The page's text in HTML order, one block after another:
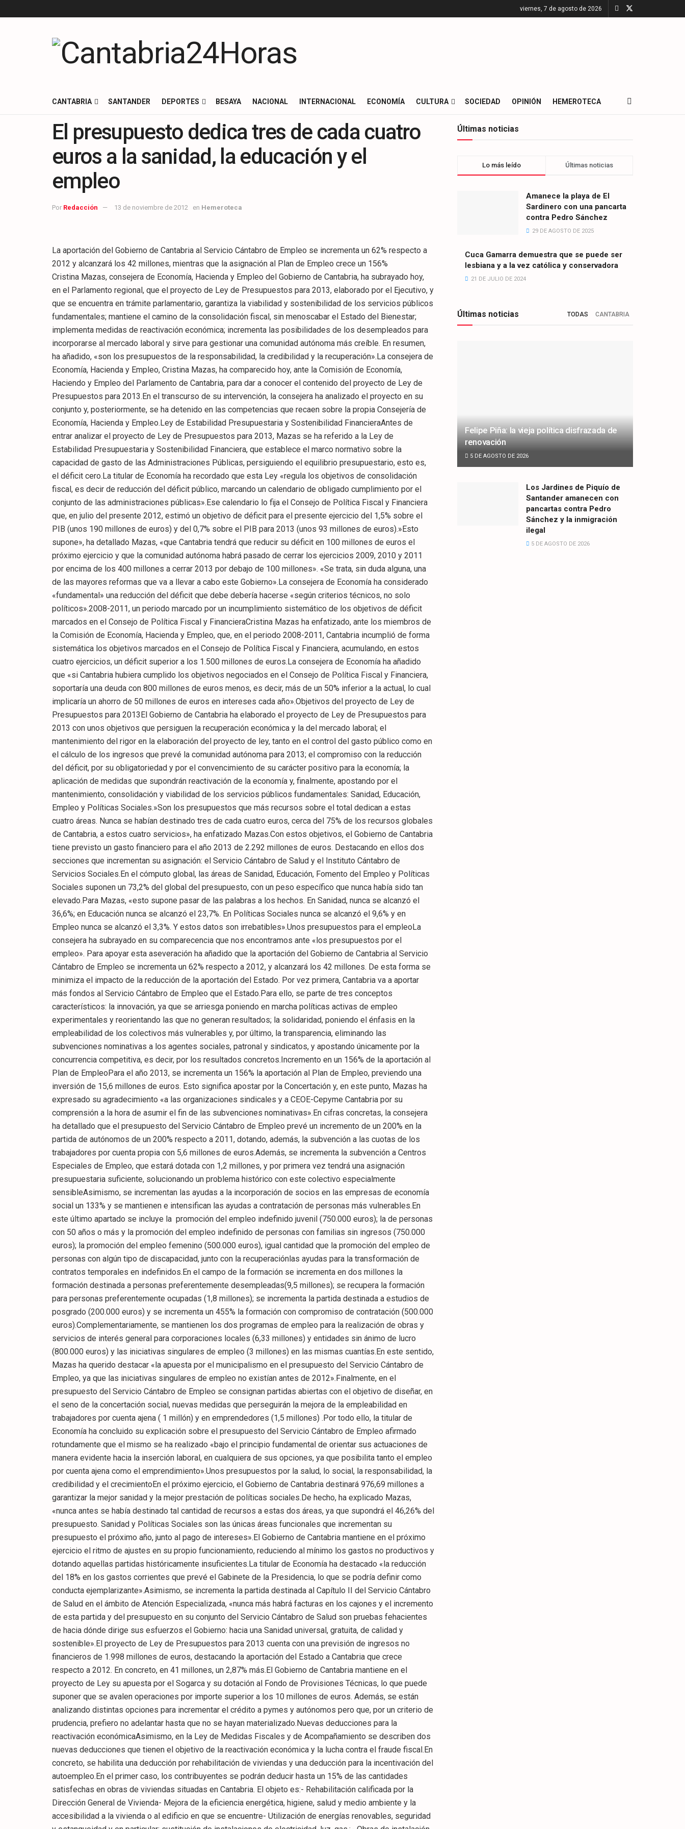
viernes, 7 de agosto de 2026
CANTABRIA SANTANDER DEPORTES BESAYA NACIONAL INTERNACIONAL ECONOMÍA CULTURA SOCIEDAD OPINIÓN HEMEROTECA
El presupuesto dedica tres de cada cuatro
euros a la sanidad, la educación y el
empleo
Por Redacción 13 de noviembre de 2012 en Hemeroteca
La aportación del Gobierno de Cantabria al Servicio Cántabro de Empleo se incrementa un 62% respecto a
2012 y alcanzará los 42 millones, mientras que la asignación al Plan de Empleo crece un 156%
Cristina Mazas, consejera de Economía, Hacienda y Empleo del Gobierno de Cantabria, ha subrayado hoy, en el Parlamento regional, que el proyecto de Ley de Presupuestos para 2013, elaborado por el Ejecutivo, y que se encuentra en trámite parlamentario, garantiza la viabilidad y sostenibilidad de los servicios públicos fundamentales; mantiene el camino de la consolidación fiscal, sin menoscabar el Estado del Bienestar; implementa medidas de reactivación económica; incrementa las posibilidades de los desempleados para incorporarse al mercado laboral y sirve para gestionar una comunidad autónoma más creíble. En resumen, ha añadido, «son los presupuestos de la responsabilidad, la credibilidad y la recuperación».La consejera de Economía, Hacienda y Empleo, Cristina Mazas, ha comparecido hoy, ante la Comisión de Economía, Haciendo y Empleo del Parlamento de Cantabria, para dar a conocer el contenido del proyecto de Ley de Presupuestos para 2013.En el transcurso de su intervención, la consejera ha analizado el proyecto en su conjunto y, posteriormente, se ha detenido en las competencias que recaen sobre la propia Consejería de Economía, Hacienda y Empleo.Ley de Estabilidad Presupuestaria y Sostenibilidad FinancieraAntes de entrar analizar el proyecto de Ley de Presupuestos para 2013, Mazas se ha referido a la Ley de Estabilidad Presupuestaria y Sostenibilidad Financiera, que establece el marco normativo sobre la capacidad de gasto de las Administraciones Públicas, persiguiendo el equilibrio presupuestario, esto es, el déficit cero.La titular de Economía ha recordado que esta Ley «regula los objetivos de consolidación fiscal, es decir de reducción del déficit público, marcando un calendario de obligado cumplimiento por el conjunto de las administraciones públicas».Ese calendario lo fija el Consejo de Política Fiscal y Financiera que, en julio del presente 2012, estimó un objetivo de déficit para el presente ejercicio del 1,5% sobre el PIB (unos 190 millones de euros) y del 0,7% sobre el PIB para 2013 (unos 93 millones de euros).»Esto supone», ha detallado Mazas, «que Cantabria tendrá que reducir su déficit en 100 millones de euros el próximo ejercicio y que la comunidad autónoma habrá pasado de cerrar los ejercicios 2009, 2010 y 2011 por encima de los 400 millones a cerrar 2013 por debajo de 100 millones». «Se trata, sin duda alguna, una de las mayores reformas que va a llevar a cabo este Gobierno».La consejera de Economía ha considerado «fundamental» una reducción del déficit que debe debería hacerse «según criterios técnicos, no solo políticos».2008-2011, un periodo marcado por un incumplimiento sistemático de los objetivos de déficit marcados en el Consejo de Política Fiscal y FinancieraCristina Mazas ha enfatizado, ante los miembros de la Comisión de Economía, Hacienda y Empleo, que, en el periodo 2008-2011, Cantabria incumplió de forma sistemática los objetivos marcados en el Consejo de Política Fiscal y Financiera, acumulando, en estos cuatro ejercicios, un déficit superior a los 1.500 millones de euros.La consejera de Economía ha añadido que «si Cantabria hubiera cumplido los objetivos negociados en el Consejo de Política Fiscal y Financiera, soportaría una deuda con 800 millones de euros menos, es decir, más de un 50% inferior a la actual, lo cual implicaría un ahorro de 50 millones de euros en intereses cada año».Objetivos del proyecto de Ley de Presupuestos para 2013El Gobierno de Cantabria ha elaborado el proyecto de Ley de Presupuestos para 2013 con unos objetivos que persiguen la recuperación económica y la del mercado laboral; el mantenimiento del rigor en la elaboración del proyecto de ley, tanto en el control del gasto público como en el cálculo de los ingresos que prevé la comunidad autónoma para 2013; el compromiso con la reducción del déficit, por su obligatoriedad y por el convencimiento de su carácter positivo para la economía; la aplicación de medidas que supondrán reactivación de la economía y, finalmente, apostando por el mantenimiento, consolidación y viabilidad de los servicios públicos fundamentales: Sanidad, Educación, Empleo y Políticas Sociales.»Son los presupuestos que más recursos sobre el total dedican a estas cuatro áreas. Nunca se habían destinado tres de cada cuatro euros, cerca del 75% de los recursos globales de Cantabria, a estos cuatro servicios», ha enfatizado Mazas.Con estos objetivos, el Gobierno de Cantabria tiene previsto un gasto financiero para el año 2013 de 2.292 millones de euros. Destacando en ellos dos secciones que incrementan su asignación: el Servicio Cántabro de Salud y el Instituto Cántabro de Servicios Sociales.En el cómputo global, las áreas de Sanidad, Educación, Fomento del Empleo y Políticas Sociales suponen un 73,2% del global del presupuesto, con un peso específico que nunca había sido tan elevado.Para Mazas, «esto supone pasar de las palabras a los hechos. En Sanidad, nunca se alcanzó el 36,6%; en Educación nunca se alcanzó el 23,7%. En Políticas Sociales nunca se alcanzó el 9,6% y en Empleo nunca se alcanzó el 3,3%. Y estos datos son irrebatibles».Unos presupuestos para el empleoLa consejera ha subrayado en su comparecencia que nos encontramos ante «los presupuestos por el empleo». Para apoyar esta aseveración ha añadido que la aportación del Gobierno de Cantabria al Servicio Cántabro de Empleo se incrementa un 62% respecto a 2012, y alcanzará los 42 millones. De esta forma se minimiza el impacto de la reducción de la aportación del Estado. Por vez primera, Cantabria va a aportar más fondos al Servicio Cántabro de Empleo que el Estado.Para ello, se parte de tres conceptos característicos: la innovación, ya que se arriesga poniendo en marcha políticas activas de empleo experimentales y reorientando las que no generan resultados; la solidaridad, poniendo el énfasis en la empleabilidad de los colectivos más vulnerables y, por último, la transparencia, eliminando las subvenciones nominativas a los agentes sociales, patronal y sindicatos, y apostando únicamente por la concurrencia competitiva, es decir, por los resultados concretos.Incremento en un 156% de la aportación al Plan de EmpleoPara el año 2013, se incrementa un 156% la aportación al Plan de Empleo, previendo una inversión de 15,6 millones de euros. Esto significa apostar por la Concertación y, en este punto, Mazas ha expresado su agradecimiento «a las organizaciones sindicales y a CEOE-Cepyme Cantabria por su comprensión a la hora de asumir el fin de las subvenciones nominativas».En cifras concretas, la consejera ha detallado que el presupuesto del Servicio Cántabro de Empleo prevé un incremento de un 200% en la partida de autónomos de un 200% respecto a 2011, dotando, además, la subvención a las cuotas de los trabajadores por cuenta propia con 5,6 millones de euros.Además, se incrementa la subvención a Centros Especiales de Empleo, que estará dotada con 1,2 millones, y por primera vez tendrá una asignación presupuestaria suficiente, solucionando un problema histórico con este colectivo especialmente sensibleAsimismo, se incrementan las ayudas a la incorporación de socios en las empresas de economía social un 133% y se mantienen e intensifican las ayudas a contratación de personas más vulnerables.En este último apartado se incluye la promoción del empleo indefinido juvenil (750.000 euros); la de personas con 50 años o más y la promoción del empleo indefinido de personas con familias sin ingresos (750.000 euros); la promoción del empleo femenino (500.000 euros), igual cantidad que la promoción del empleo de personas con algún tipo de discapacidad, junto con la recuperaciónlas ayudas para la transformación de contratos temporales en indefinidos.En el campo de la formación se incrementa en dos millones la formación destinada a personas preferentemente desempleadas(9,5 millones); se recupera la formación para personas preferentemente ocupadas (1,8 millones); se incrementa la partida destinada a estudios de posgrado (200.000 euros) y se incrementa un 455% la formación con compromiso de contratación (500.000 euros).Complementariamente, se mantienen los dos programas de empleo para la realización de obras y servicios de interés general para corporaciones locales (6,33 millones) y entidades sin ánimo de lucro (800.000 euros) y las iniciativas singulares de empleo (3 millones) en las mismas cuantías.En este sentido, Mazas ha querido destacar «la apuesta por el municipalismo en el presupuesto del Servicio Cántabro de Empleo, ya que las iniciativas singulares de empleo no existían antes de 2012».Finalmente, en el presupuesto del Servicio Cántabro de Empleo se consignan partidas abiertas con el objetivo de diseñar, en el seno de la concertación social, nuevas medidas que perseguirán la mejora de la empleabilidad en trabajadores por cuenta ajena ( 1 millón) y en emprendedores (1,5 millones) .Por todo ello, la titular de Economía ha concluido su explicación sobre el presupuesto del Servicio Cántabro de Empleo afirmado rotundamente que el mismo se ha realizado «bajo el principio fundamental de orientar sus actuaciones de manera evidente hacia la inserción laboral, en cualquiera de sus opciones, ya que posibilita tanto el empleo por cuenta ajena como el emprendimiento».Unos presupuestos por la salud, lo social, la responsabilidad, la credibilidad y el crecimientoEn el próximo ejercicio, el Gobierno de Cantabria destinará 976,69 millones a garantizar la mejor sanidad y la mejor prestación de políticas sociales.De hecho, ha explicado Mazas, «nunca antes se había destinado tal cantidad de recursos a estas dos áreas, ya que supondrá el 46,26% del presupuesto. Sanidad y Políticas Sociales son las únicas áreas funcionales que incrementan su presupuesto el próximo año, junto al pago de intereses».El Gobierno de Cantabria mantiene en el próximo ejercicio el ritmo de ajustes en su propio funcionamiento, reduciendo al mínimo los gastos no productivos y dotando aquellas partidas históricamente insuficientes.La titular de E
Últimas noticias
Lo más leído Últimas noticias
Amanece la playa de El
Sardinero con una pancarta
contra Pedro Sánchez
29 DE AGOSTO DE 2025
Cuca Gamarra demuestra que se puede ser
lesbiana y a la vez católica y conservadora
21 DE JULIO DE 2024
Últimas noticias TODAS CANTABRIA
Felipe Piña: la vieja política disfrazada de
renovación
5 DE AGOSTO DE 2026
Los Jardines de Piquío de
Santander amanecen con
pancartas contra Pedro
Sánchez y la inmigración
ilegal
5 DE AGOSTO DE 2026